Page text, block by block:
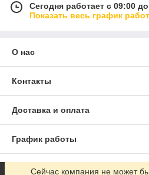
Сегодня работает с 09:00
Показать весь график
О нас
Контакты
Доставка и оплата
График работы
Полная версия сайта
Сейчас компания не может